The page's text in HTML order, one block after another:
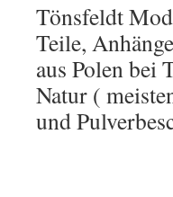
Tönsfeldt
Teile,
aus Polen
Natur (
und